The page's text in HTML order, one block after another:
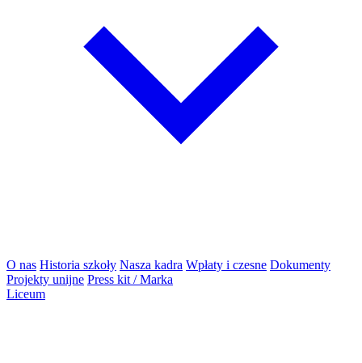
O nas Historia szkoły Nasza kadra Wpłaty i czesne Dokumenty
Projekty unijne Press kit / Marka
Liceum